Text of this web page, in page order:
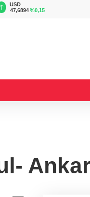
USD
47,6894%0,15